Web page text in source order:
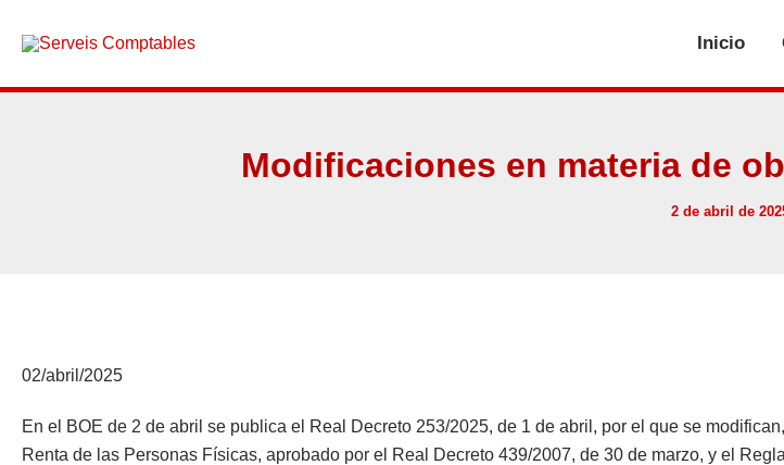
Inicio
Modificaciones en materia de
2 de abril de
02/abril/2025
En el BOE de 2 de abril se publica el Real Decreto 253/2025, de 1 de abril, por el que se
Renta de las Personas Físicas, aprobado por el Real Decreto 439/2007, de 30 de marzo, y el